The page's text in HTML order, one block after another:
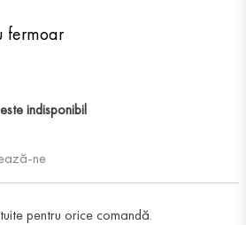
fermoar
indisponibil
ne
pentru orice comandă.